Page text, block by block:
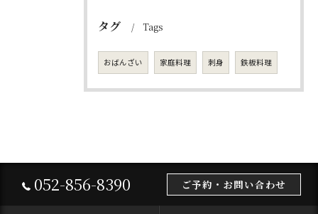
タグ Tags
おばんざい 家庭料理 刺身 鉄板料理
052-856-8390 ご予約・お問い合わせ